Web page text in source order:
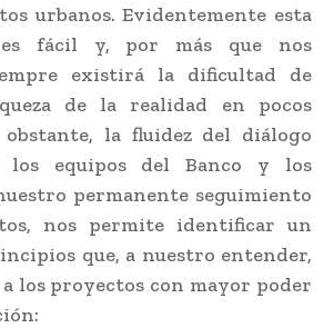
urbanos. Evidentemente esta
fácil y, por más que nos
existirá la dificultad de
de la realidad en pocos
obstante, la fluidez del diálogo
los equipos del Banco y los
permanente seguimiento
nos permite identificar un
que, a nuestro entender,
los proyectos con mayor poder